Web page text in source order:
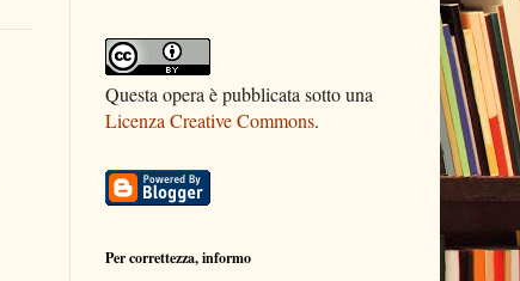
Questa opera è pubblicata sotto una
Licenza Creative Commons.
Per correttezza, informo